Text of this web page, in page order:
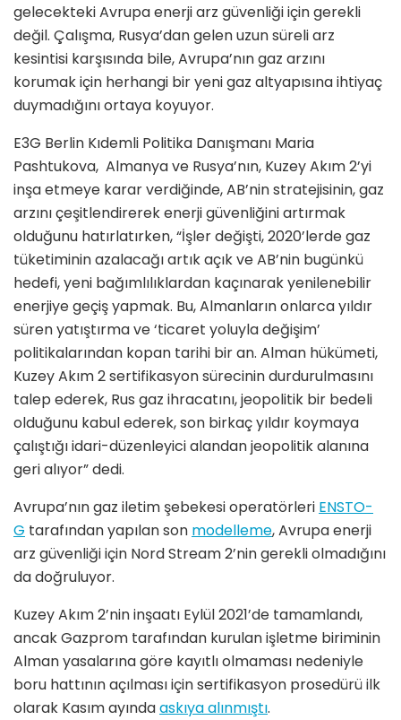
gelecekteki Avrupa enerji arz güvenliği için gerekli
değil. Çalışma, Rusya’dan gelen uzun süreli arz
kesintisi karşısında bile, Avrupa’nın gaz arzını
korumak için herhangi bir yeni gaz altyapısına ihtiyaç
duymadığını ortaya koyuyor.
E3G Berlin Kıdemli Politika Danışmanı Maria
Pashtukova, Almanya ve Rusya’nın, Kuzey Akım 2’yi
inşa etmeye karar verdiğinde, AB’nin stratejisinin, gaz
arzını çeşitlendirerek enerji güvenliğini artırmak
olduğunu hatırlatırken, “İşler değişti, 2020’lerde gaz
tüketiminin azalacağı artık açık ve AB’nin bugünkü
hedefi, yeni bağımlılıklardan kaçınarak yenilenebilir
enerjiye geçiş yapmak. Bu, Almanların onlarca yıldır
süren yatıştırma ve ‘ticaret yoluyla değişim’
politikalarından kopan tarihi bir an. Alman hükümeti,
Kuzey Akım 2 sertifikasyon sürecinin durdurulmasını
talep ederek, Rus gaz ihracatını, jeopolitik bir bedeli
olduğunu kabul ederek, son birkaç yıldır koymaya
çalıştığı idari-düzenleyici alandan jeopolitik alanına
geri alıyor” dedi.
Avrupa’nın gaz iletim şebekesi operatörleri ENSTO-
G tarafından yapılan son modelleme, Avrupa enerji
arz güvenliği için Nord Stream 2’nin gerekli olmadığını
da doğruluyor.
Kuzey Akım 2’nin inşaatı Eylül 2021’de tamamlandı,
ancak Gazprom tarafından kurulan işletme biriminin
Alman yasalarına göre kayıtlı olmaması nedeniyle
boru hattının açılması için sertifikasyon prosedürü ilk
olarak Kasım ayındaaskıya alınmıştı.